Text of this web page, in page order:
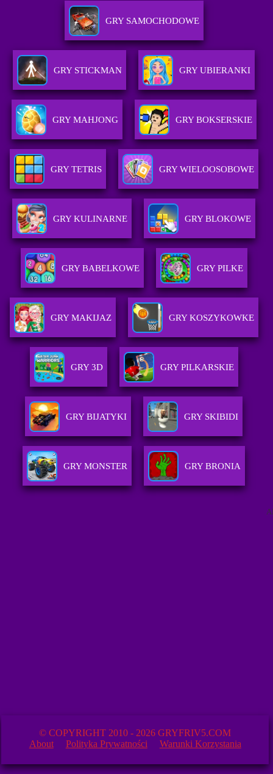
GRY SAMOCHODOWE
GRY STICKMAN GRY UBIERANKI
GRY MAHJONG GRY BOKSERSKIE
GRY TETRIS GRY WIELOOSOBOWE
GRY KULINARNE GRY BLOKOWE
GRY BABELKOWE GRY PILKE
GRY MAKIJAZ GRY KOSZYKOWKE
GRY 3D GRY PILKARSKIE
GRY BIJATYKI GRY SKIBIDI
GRY MONSTER GRY BRONIA
© COPYRIGHT 2010 - 2026 GRYFRIV5.COM
About
Polityka Prywatności Warunki Korzystania